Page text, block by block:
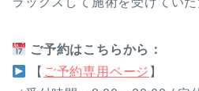
ご予約はこちらから：
【 ご予約専用ページ 】